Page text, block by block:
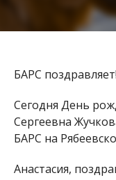
БАРС поздравляет!
Сегодня День
Сергеевна
БАРС на
Анастасия,